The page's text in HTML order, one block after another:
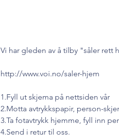
Vi har gleden av å tilby "såler rett
http://www.voi.no/saler-hjem
1.Fyll ut skjema på nettsiden vår
2.Motta avtrykkspapir, person-
3.Ta fotavtrykk hjemme, fyll inn
4.Send i retur til oss.